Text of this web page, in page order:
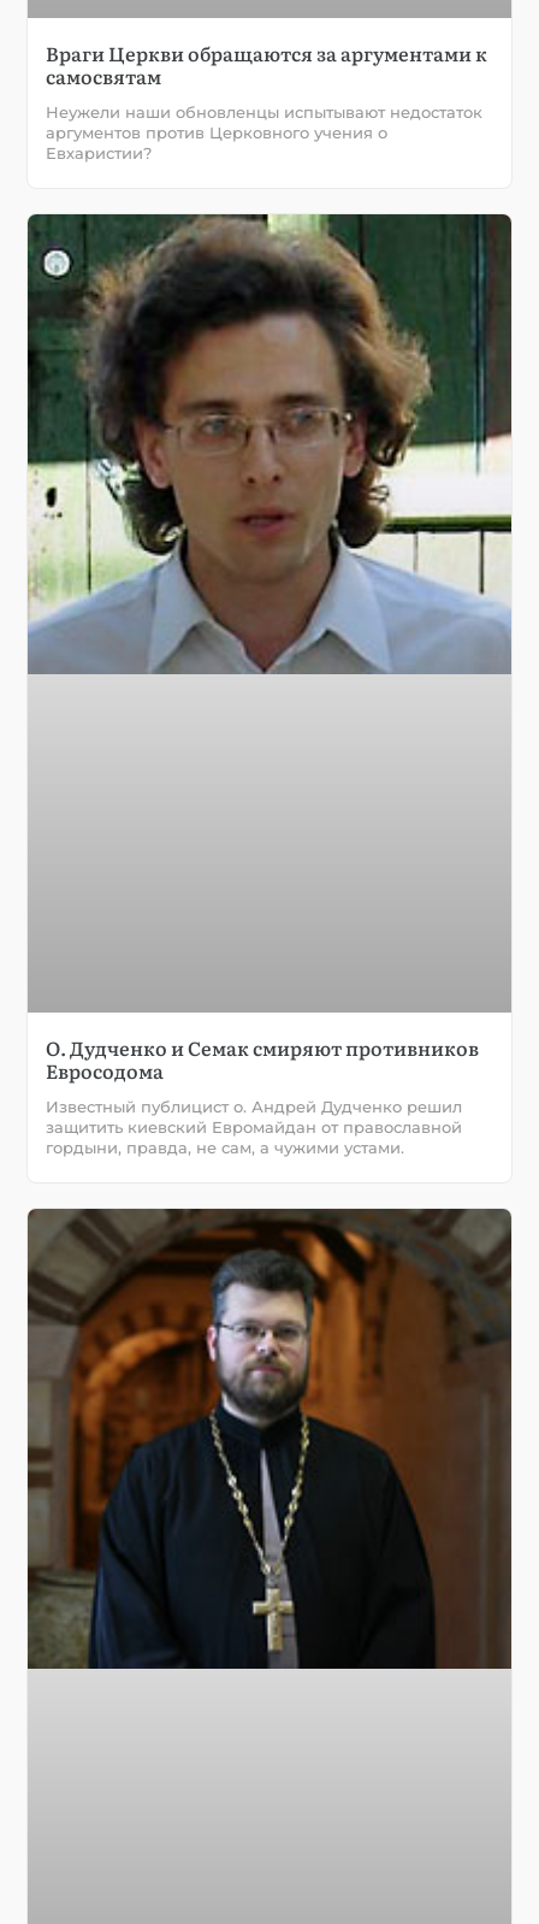
Враги Церкви обращаются за аргументами к
самосвятам
Неужели наши обновленцы испытывают недостаток
аргументов против Церковного учения о
Евхаристии?
О. Дудченко и Семак смиряют противников
Евросодома
Известный публицист о. Андрей Дудченко решил
защитить киевский Евромайдан от православной
гордыни, правда, не сам, а чужими устами.